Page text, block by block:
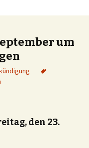
um
den 23.